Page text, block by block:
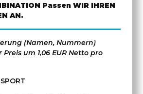
Passen WIR IHREN
AN.
(Namen, Nummern)
um 1,06 EUR Netto pro